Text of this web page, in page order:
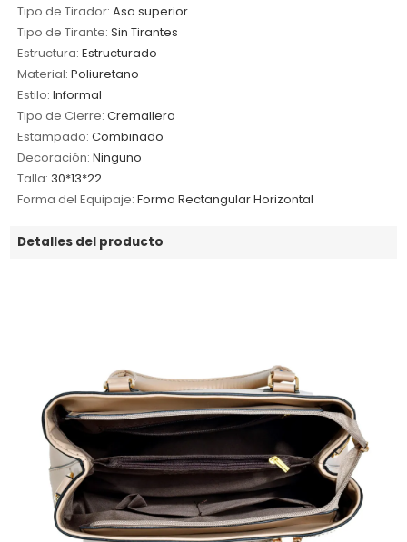
Tipo de Tirador: Asa superior
Tipo de Tirante: Sin Tirantes
Estructura: Estructurado
Material: Poliuretano
Estilo: Informal
Tipo de Cierre: Cremallera
Estampado: Combinado
Decoración: Ninguno
Talla: 30*13*22
Forma del Equipaje: Forma Rectangular Horizontal
Detalles del producto